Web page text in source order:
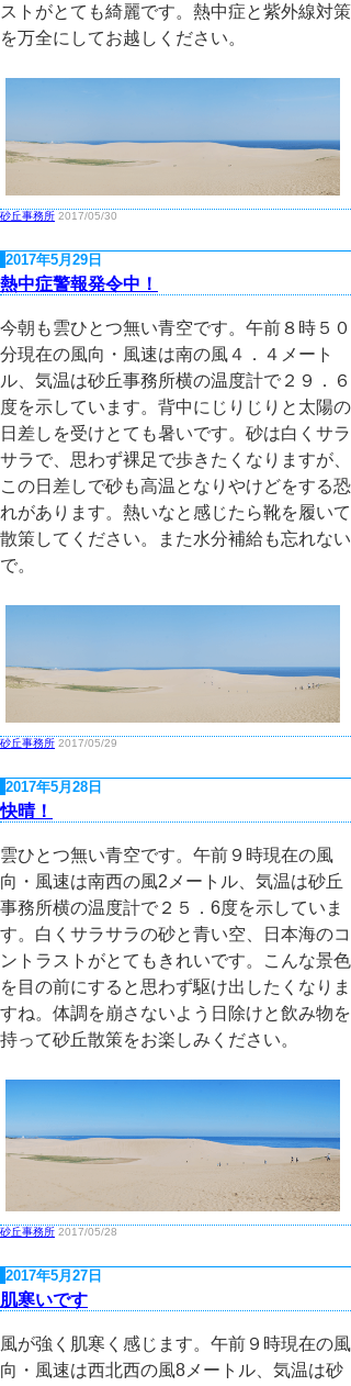
ストがとても綺麗です。熱中症と紫外線対策
を万全にしてお越しください。
砂丘事務所 2017/05/30
2017年5月29日
熱中症警報発令中！
今朝も雲ひとつ無い青空です。午前８時５０
分現在の風向・風速は南の風４．４メート
ル、気温は砂丘事務所横の温度計で２９．６
度を示しています。背中にじりじりと太陽の
日差しを受けとても暑いです。砂は白くサラ
サラで、思わず裸足で歩きたくなりますが、
この日差しで砂も高温となりやけどをする恐
れがあります。熱いなと感じたら靴を履いて
散策してください。また水分補給も忘れない
で。
砂丘事務所 2017/05/29
2017年5月28日
快晴！
雲ひとつ無い青空です。午前９時現在の風
向・風速は南西の風2メートル、気温は砂丘
事務所横の温度計で２５．6度を示していま
す。白くサラサラの砂と青い空、日本海のコ
ントラストがとてもきれいです。こんな景色
を目の前にすると思わず駆け出したくなりま
すね。体調を崩さないよう日除けと飲み物を
持って砂丘散策をお楽しみください。
砂丘事務所 2017/05/28
2017年5月27日
肌寒いです
風が強く肌寒く感じます。午前９時現在の風
向・風速は西北西の風8メートル、気温は砂